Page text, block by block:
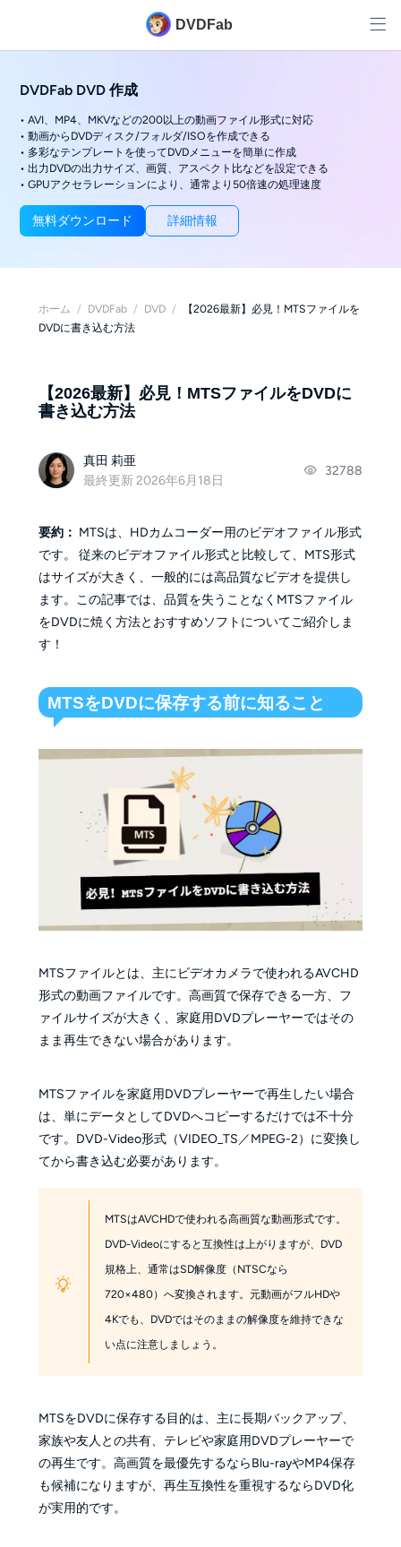
DVDFab
DVDFab DVD 作成
• AVI、MP4、MKVなどの200以上の動画ファイル形式に対応
• 動画からDVDディスク/フォルダ/ISOを作成できる
• 多彩なテンプレートを使ってDVDメニューを簡単に作成
• 出力DVDの出力サイズ、画質、アスペクト比などを設定できる
• GPUアクセラレーションにより、通常より50倍速の処理速度
無料ダウンロード 詳細情報
ホーム / DVDFab / DVD /
【2026最新】必見！MTSファイルを
DVDに書き込む方法
【2026最新】必見！MTSファイルをDVDに
書き込む方法
真田 莉亜
最終更新 2026年6月18日
32788
要約： MTSは、HDカムコーダー用のビデオファイル形式
です。 従来のビデオファイル形式と比較して、MTS形式
はサイズが大きく、一般的には高品質なビデオを提供し
ます。この記事では、品質を失うことなくMTSファイル
をDVDに焼く方法とおすすめソフトについてご紹介しま
す！
MTSをDVDに保存する前に知ること
MTSファイルとは、主にビデオカメラで使われるAVCHD
形式の動画ファイルです。高画質で保存できる一方、フ
ァイルサイズが大きく、家庭用DVDプレーヤーではその
まま再生できない場合があります。
MTSファイルを家庭用DVDプレーヤーで再生したい場合
は、単にデータとしてDVDへコピーするだけでは不十分
です。DVD-Video形式（VIDEO_TS／MPEG-2）に変換し
てから書き込む必要があります。
MTSはAVCHDで使われる高画質な動画形式です。
DVD-Videoにすると互換性は上がりますが、DVD
規格上、通常はSD解像度（NTSCなら
720×480）へ変換されます。元動画がフルHDや
4Kでも、DVDではそのままの解像度を維持できな
い点に注意しましょう。
MTSをDVDに保存する目的は、主に長期バックアップ、
家族や友人との共有、テレビや家庭用DVDプレーヤーで
の再生です。高画質を最優先するならBlu-rayやMP4保存
も候補になりますが、再生互換性を重視するならDVD化
が実用的です。